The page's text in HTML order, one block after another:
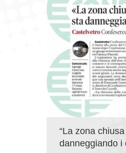
“La zona
danneggiando i